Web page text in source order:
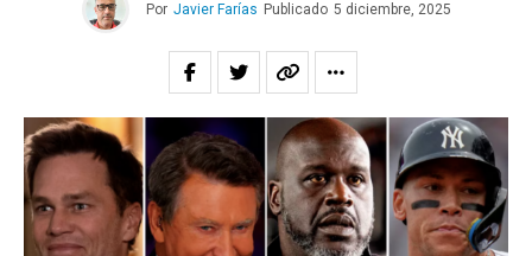
Por Javier Farías Publicado 5 diciembre, 2025